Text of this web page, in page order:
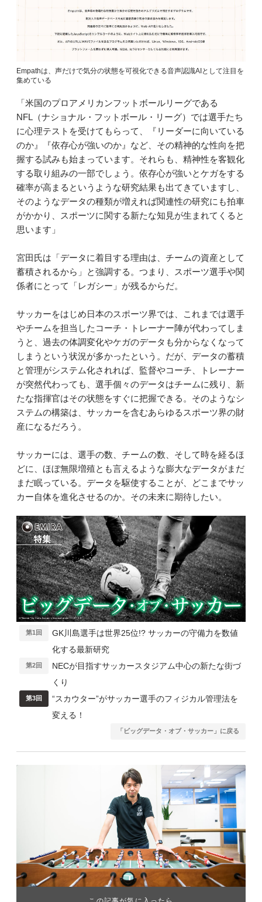
Empathは、声だけで気分の状態を可視化できる音声認識AIとして注目を
集めている
「米国のプロアメリカンフットボールリーグである
NFL（ナショナル・フットボール・リーグ）では選手たち
に心理テストを受けてもらって、『リーダーに向いている
のか』『依存心が強いのか』など、その精神的な性向を把
握する試みも始まっています。それらも、精神性を客観化
する取り組みの一部でしょう。依存心が強いとケガをする
確率が高まるというような研究結果も出てきていますし、
そのようなデータの種類が増えれば関連性の研究にも拍車
がかかり、スポーツに関する新たな知見が生まれてくると
思います」
宮田氏は「データに着目する理由は、チームの資産として
蓄積されるから」と強調する。つまり、スポーツ選手や関
係者にとって「レガシー」が残るからだ。
サッカーをはじめ日本のスポーツ界では、これまでは選手
やチームを担当したコーチ・トレーナー陣が代わってしま
うと、過去の体調変化やケガのデータも分からなくなって
しまうという状況が多かったという。だが、データの蓄積
と管理がシステム化されれば、監督やコーチ、トレーナー
が突然代わっても、選手個々のデータはチームに残り、新
たな指揮官はその状態をすぐに把握できる。そのようなシ
ステムの構築は、サッカーを含むあらゆるスポーツ界の財
産になるだろう。
サッカーには、選手の数、チームの数、そして時を経るほ
どに、ほぼ無限増殖とも言えるような膨大なデータがまだ
まだ眠っている。データを駆使することが、どこまでサッ
カー自体を進化させるのか。その未来に期待したい。
第1回
GK川島選手は世界25位!? サッカーの守備力を数値
化する最新研究
第2回
NECが目指すサッカースタジアム中心の新たな街づ
くり
第3回
“スカウター”がサッカー選手のフィジカル管理法を
変える！
「ビッグデータ・オブ・サッカー」に戻る